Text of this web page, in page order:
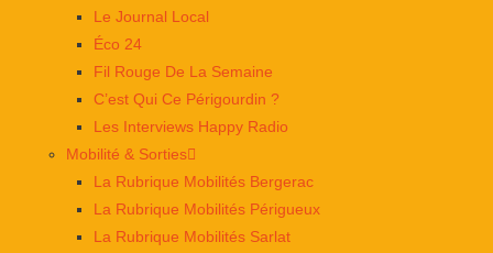
Le Journal Local
Éco 24
Fil Rouge De La Semaine
C’est Qui Ce Périgourdin ?
Les Interviews Happy Radio
Mobilité & Sorties
La Rubrique Mobilités Bergerac
La Rubrique Mobilités Périgueux
La Rubrique Mobilités Sarlat